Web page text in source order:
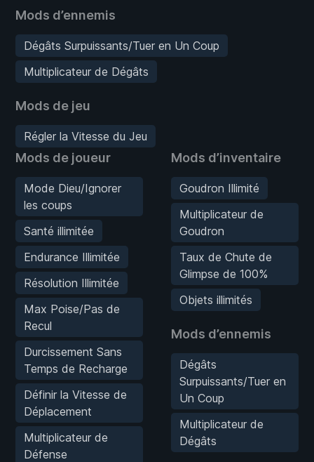
Mods d’ennemis
Dégâts Surpuissants/Tuer en Un Coup
Multiplicateur de Dégâts
Mods de jeu
Régler la Vitesse du Jeu
Mods de joueur
Mode Dieu/Ignorer
les coups
Santé illimitée
Endurance Illimitée
Résolution Illimitée
Max Poise/Pas de
Recul
Durcissement Sans
Temps de Recharge
Définir la Vitesse de
Déplacement
Multiplicateur de
Défense
Mods d’inventaire
Goudron Illimité
Multiplicateur de
Goudron
Taux de Chute de
Glimpse de 100%
Objets illimités
Mods d’ennemis
Dégâts
Surpuissants/Tuer en
Un Coup
Multiplicateur de
Dégâts